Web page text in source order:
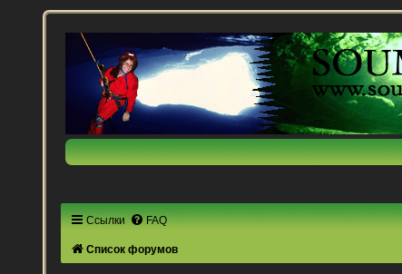
Ссылки FAQ
Список форумов